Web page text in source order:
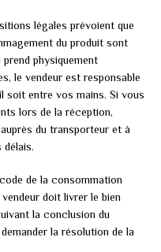
légales prévoient que
du produit sont
physiquement
le vendeur est responsable
soit entre vos mains. Si vous
lors de la réception,
du transporteur et à
délais.
de la consommation
doit livrer le bien
la conclusion du
la résolution de la